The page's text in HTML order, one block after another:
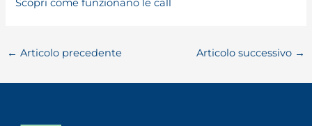
Scopri come funzionano le call
← Articolo precedente Articolo successivo →